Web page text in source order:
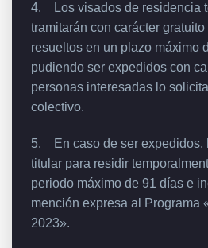
4. Los visados de residencia
tramitarán con carácter
resueltos en un plazo máximo
pudiendo ser expedidos con
personas interesadas lo
colectivo.
5. En caso de ser expedidos,
titular para residir
periodo máximo de 91 días e
mención expresa al Programa
2023».